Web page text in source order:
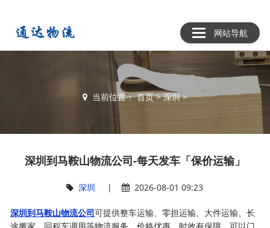
网站导航
当前位置：首页>深圳>
深圳到马鞍山物流公司-每天发车「保价运输」
深圳 | 2026-08-01 09:23
深圳到马鞍山物流公司可提供整车运输、零担运输、大件运输、长